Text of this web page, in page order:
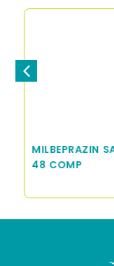
MILBEPRAZIN
48 COMP